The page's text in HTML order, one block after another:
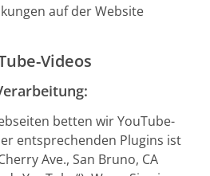
auf der Website
Videos
betten wir YouTube-
entsprechenden Plugins ist
Ave., San Bruno, CA